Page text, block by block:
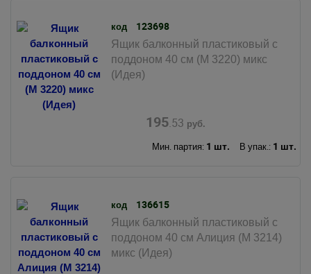
код 123698
Ящик балконный пластиковый с
поддоном 40 см (М 3220) микс
(Идея)
195.53 руб.
Мин. партия: 1 шт. В упак.: 1 шт.
код 136615
Ящик балконный пластиковый с
поддоном 40 см Алиция (М 3214)
микс (Идея)